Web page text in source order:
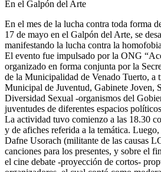
En el Galpón del Arte
En el mes de la lucha contra toda forma
17 de mayo en el Galpón del Arte, se
manifestando la lucha contra la
El evento fue impulsado por la ONG
organizado en forma conjunta por la
de la Municipalidad de Venado Tuerto, a
Municipal de Juventud, Gabinete Joven,
Diversidad Sexual -organismos del
juventudes de diferentes espacios
La actividad tuvo comienzo a las 18.30
y de afiches referida a la temática.
Dafne Usorach (militante de las causas
canciones para los presentes, y sobre el
el cine debate -proyección de cortos-